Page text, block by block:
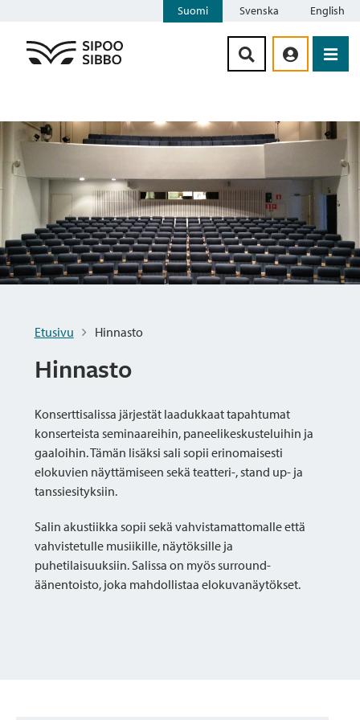
Suomi Svenska English
Etusivu Hinnasto
Hinnasto
Konserttisalissa järjestät laadukkaat tapahtumat
konserteista seminaareihin, paneelikeskusteluihin ja
gaaloihin. Tämän lisäksi sali sopii erinomaisesti
elokuvien näyttämiseen sekä teatteri-, stand up- ja
tanssiesityksiin.
Salin akustiikka sopii sekä vahvistamattomalle että
vahvistetulle musiikille, näytöksille ja
puhetilaisuuksiin. Salissa on myös surround-
äänentoisto, joka mahdollistaa elokuvanäytökset.